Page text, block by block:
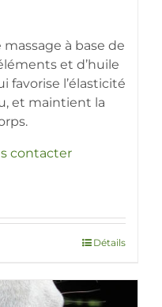
à base de
et d’huile
favorise l’élasticité
et maintient la
contacter
Détails